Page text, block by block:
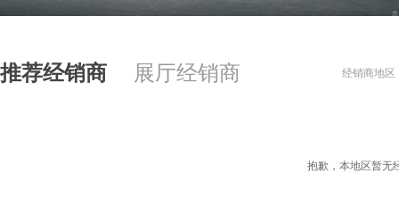
推荐经销商 展厅经销商 经销商地区
抱歉，本地区暂无